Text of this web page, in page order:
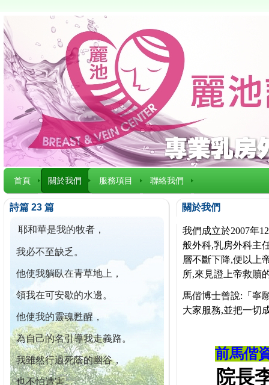
首頁 關於我們 服務項目 聯絡我們
詩篇 23 篇
耶和華是我的牧者，
我必不至缺乏。
他使我躺臥在青草地上，
領我在可安歇的水邊。
他使我的靈魂甦醒，
為自己的名引導我走義路。
我雖然行過死蔭的幽谷，
也不怕遭害。
關於我們
我們成立於2007年
般外科,乳房外科主
層不斷下降,便以上
所,來見證上帝救贖
馬偕博士曾說:「寧
大家服務,並把一切
前馬偕
院長李